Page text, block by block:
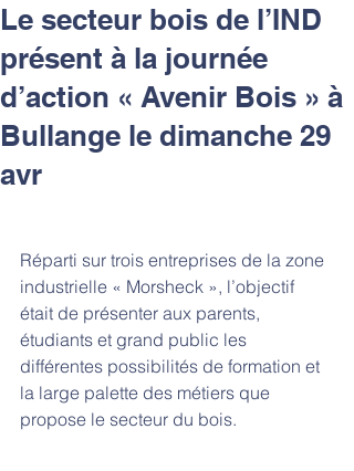
Le secteur bois de l’IND
présent à la journée
d’action « Avenir Bois » à
Bullange le dimanche 29
avr
Réparti sur trois entreprises de la zone
industrielle « Morsheck », l’objectif
était de présenter aux parents,
étudiants et grand public les
différentes possibilités de formation et
la large palette des métiers que
propose le secteur du bois.